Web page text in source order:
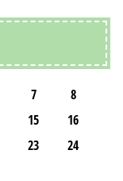
7
8
15
16
23
24